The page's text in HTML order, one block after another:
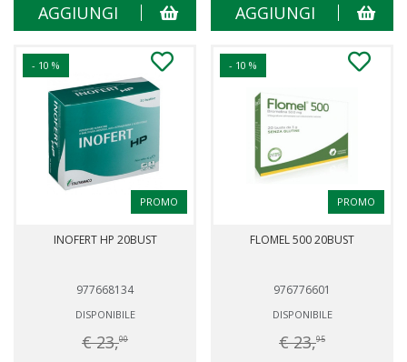
AGGIUNGI AGGIUNGI
- 10 %
PROMO
INOFERT HP 20BUST
977668134
DISPONIBILE
€ 23,00
- 10 %
PROMO
FLOMEL 500 20BUST
976776601
DISPONIBILE
€ 23,95